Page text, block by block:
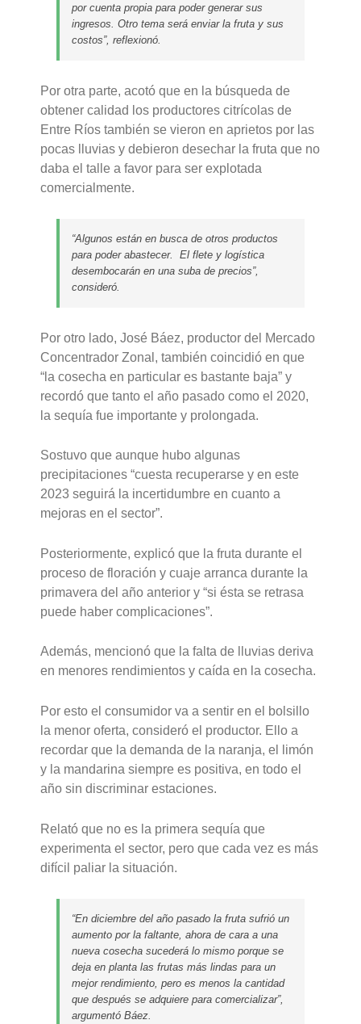
por cuenta propia para poder generar sus
ingresos. Otro tema será enviar la fruta y sus
costos”, reflexionó.
Por otra parte, acotó que en la búsqueda de
obtener calidad los productores citrícolas de
Entre Ríos también se vieron en aprietos por las
pocas lluvias y debieron desechar la fruta que no
daba el talle a favor para ser explotada
comercialmente.
“Algunos están en busca de otros productos
para poder abastecer. El flete y logística
desembocarán en una suba de precios”,
consideró.
Por otro lado, José Báez, productor del Mercado
Concentrador Zonal, también coincidió en que
“la cosecha en particular es bastante baja” y
recordó que tanto el año pasado como el 2020,
la sequía fue importante y prolongada.
Sostuvo que aunque hubo algunas
precipitaciones “cuesta recuperarse y en este
2023 seguirá la incertidumbre en cuanto a
mejoras en el sector”.
Posteriormente, explicó que la fruta durante el
proceso de floración y cuaje arranca durante la
primavera del año anterior y “si ésta se retrasa
puede haber complicaciones”.
Además, mencionó que la falta de lluvias deriva
en menores rendimientos y caída en la cosecha.
Por esto el consumidor va a sentir en el bolsillo
la menor oferta, consideró el productor. Ello a
recordar que la demanda de la naranja, el limón
y la mandarina siempre es positiva, en todo el
año sin discriminar estaciones.
Relató que no es la primera sequía que
experimenta el sector, pero que cada vez es más
difícil paliar la situación.
“En diciembre del año pasado la fruta sufrió un
aumento por la faltante, ahora de cara a una
nueva cosecha sucederá lo mismo porque se
deja en planta las frutas más lindas para un
mejor rendimiento, pero es menos la cantidad
que después se adquiere para comercializar”,
argumentó Báez.